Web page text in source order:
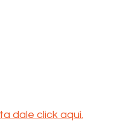
dale click aquí.